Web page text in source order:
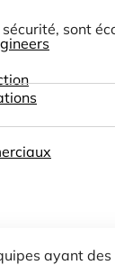
sont
ayant